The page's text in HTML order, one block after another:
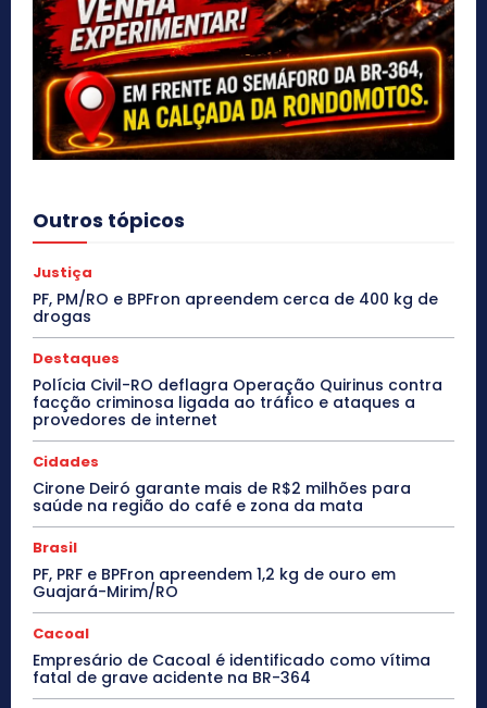
Outros tópicos
Justiça
PF, PM/RO e BPFron apreendem cerca de 400 kg de
drogas
Destaques
Polícia Civil-RO deflagra Operação Quirinus contra
facção criminosa ligada ao tráfico e ataques a
provedores de internet
Cidades
Cirone Deiró garante mais de R$2 milhões para
saúde na região do café e zona da mata
Brasil
PF, PRF e BPFron apreendem 1,2 kg de ouro em
Guajará-Mirim/RO
Cacoal
Empresário de Cacoal é identificado como vítima
fatal de grave acidente na BR-364